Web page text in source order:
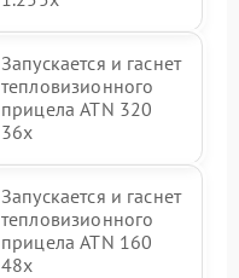
Запускается и гаснет
тепловизионного
прицела ATN 320
36x
Запускается и гаснет
тепловизионного
прицела ATN 160
48x